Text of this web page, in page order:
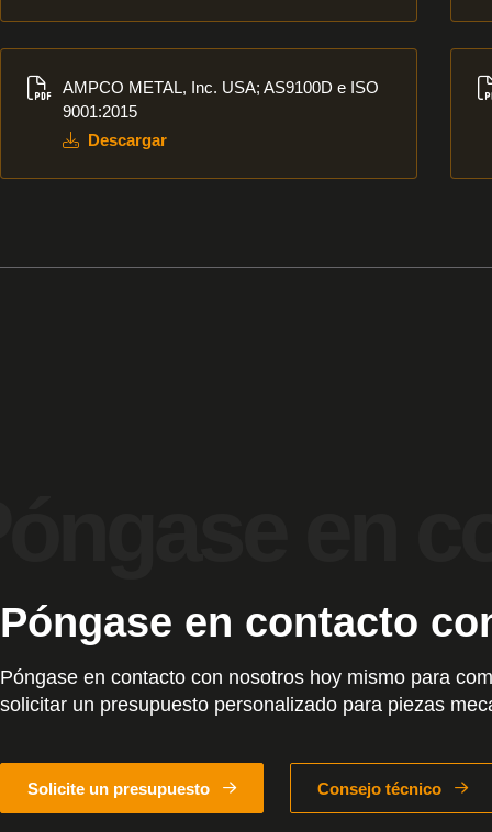
AMPCO METAL, Inc. USA; AS9100D e ISO
9001:2015
Descargar
Póngase en contacto
Póngase en contacto con nosotros hoy mismo para
solicitar un presupuesto personalizado para piezas
Solicite un presupuesto Consejo técnico